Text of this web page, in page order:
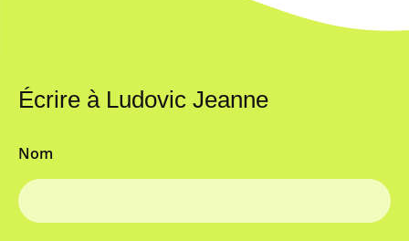
Écrire à Ludovic Jeanne
Nom